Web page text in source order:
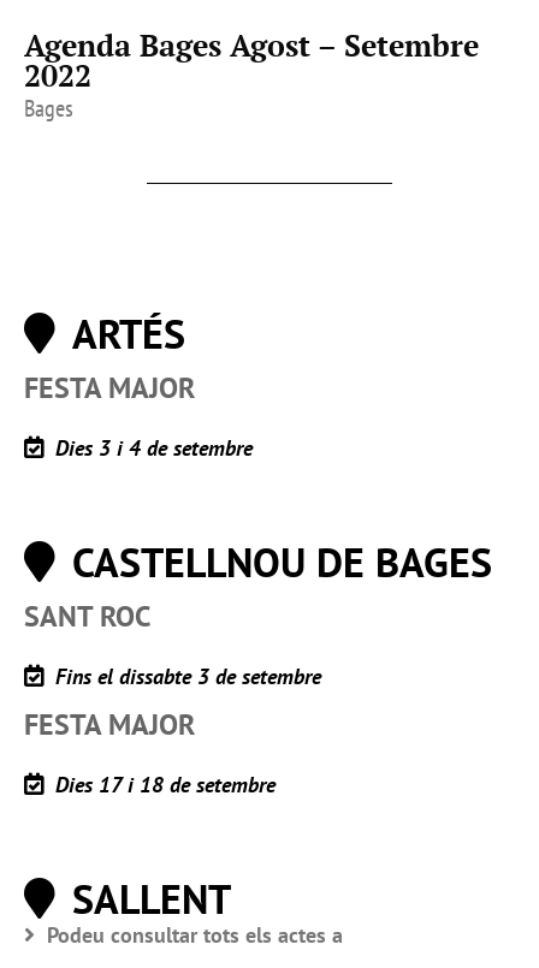
Agenda Bages Agost – Setembre
2022
Bages
ARTÉS
FESTA MAJOR
Dies 3 i 4 de setembre
CASTELLNOU DE BAGES
SANT ROC
Fins el dissabte 3 de setembre
FESTA MAJOR
Dies 17 i 18 de setembre
SALLENT
Podeu consultar tots els actes a